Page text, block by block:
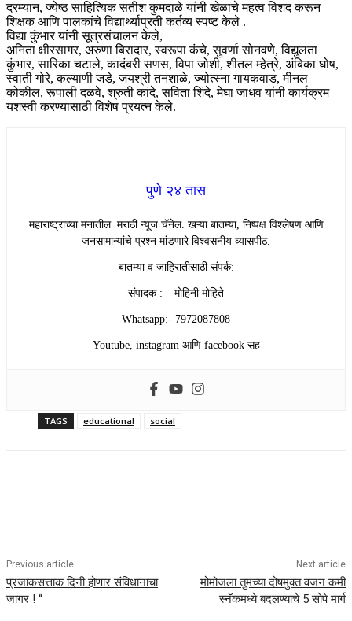
दरम्यान, ज्येष्ठ साहित्यिक सतीश कुमदाळे यांनी खेळाचे महत्व विशद करून
शिक्षक आणि पालकांचे विद्यार्थ्याप्रती कर्तव्य स्पष्ट केले .
विद्या कुंभार यांनी सूत्रसंचालन केले,
अनिता क्षीरसागर, अरुणा बिरादार, स्वरूपा कंचे, सुवर्णा सोनवणे, विद्युलता
कुंभार, सारिका चटाले, कादंबरी सणस, विपा जोशी, शीतल म्हेत्रे, अंबिका घोष,
स्वाती गोरे, कल्याणी जडे, जयश्री तनशाळे, ज्योत्स्ना गायकवाड, मीनल
कोकील, रूपाली दळवे, श्रुती कांदे, सविता शिंदे, मेघा जाधव यांनी कार्यक्रम
यशस्वी करण्यासाठी विशेष प्रयत्न केले.
पुणे २४ तास
महाराष्ट्राच्या मनातील मराठी न्यूज चॅनेल. खऱ्या बातम्या, निष्पक्ष विश्लेषण आणि
जनसामान्यांचे प्रश्न मांडणारे विश्वसनीय व्यासपीठ.
बातम्या व जाहिरातीसाठी संपर्क:
संपादक : – मोहिनी मोहिते
Whatsapp:- 7972087808
Youtube, instagram आणि facebook सह
TAGS educational social
Previous article
प्रजाकसत्ताक दिनी होणार संविधानाचा
जागर ! “
Next article
मोमोजला तुमच्या दोषमुक्त वजन कमी
स्नॅकमध्ये बदलण्याचे 5 सोपे मार्ग